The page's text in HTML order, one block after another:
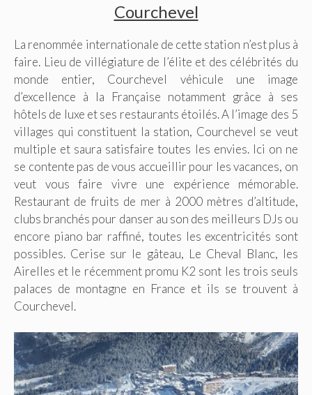
Courchevel
La renommée internationale de cette station n’est plus à
faire. Lieu de villégiature de l’élite et des célébrités du
monde entier, Courchevel véhicule une image
d’excellence à la Française notamment grâce à ses
hôtels de luxe et ses restaurants étoilés. A l’image des 5
villages qui constituent la station, Courchevel se veut
multiple et saura satisfaire toutes les envies. Ici on ne
se contente pas de vous accueillir pour les vacances, on
veut vous faire vivre une expérience mémorable.
Restaurant de fruits de mer à 2000 mètres d’altitude,
clubs branchés pour danser au son des meilleurs DJs ou
encore piano bar raffiné, toutes les excentricités sont
possibles. Cerise sur le gâteau, Le Cheval Blanc, les
Airelles et le récemment promu K2 sont les trois seuls
palaces de montagne en France et ils se trouvent à
Courchevel.